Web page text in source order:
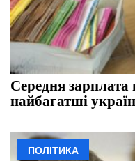
Середня
найбагатші
ПОЛІТИКА